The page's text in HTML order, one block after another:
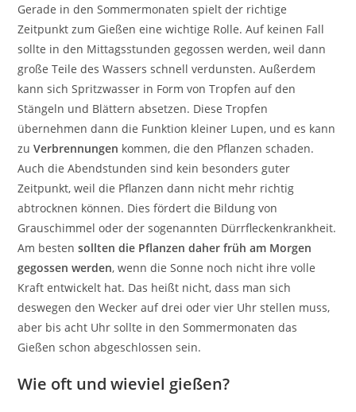
Gerade in den Sommermonaten spielt der richtige
Zeitpunkt zum Gießen eine wichtige Rolle. Auf keinen Fall
sollte in den Mittagsstunden gegossen werden, weil dann
große Teile des Wassers schnell verdunsten. Außerdem
kann sich Spritzwasser in Form von Tropfen auf den
Stängeln und Blättern absetzen. Diese Tropfen
übernehmen dann die Funktion kleiner Lupen, und es kann
zu Verbrennungen kommen, die den Pflanzen schaden.
Auch die Abendstunden sind kein besonders guter
Zeitpunkt, weil die Pflanzen dann nicht mehr richtig
abtrocknen können. Dies fördert die Bildung von
Grauschimmel oder der sogenannten Dürrfleckenkrankheit.
Am bestensollten die Pflanzen daher früh am Morgen
gegossen werden, wenn die Sonne noch nicht ihre volle
Kraft entwickelt hat. Das heißt nicht, dass man sich
deswegen den Wecker auf drei oder vier Uhr stellen muss,
aber bis acht Uhr sollte in den Sommermonaten das
Gießen schon abgeschlossen sein.
Wie oft und wieviel gießen?